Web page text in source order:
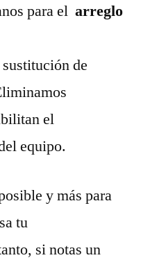
para el arreglo
de
el
equipo.
y más para
tu
si notas un